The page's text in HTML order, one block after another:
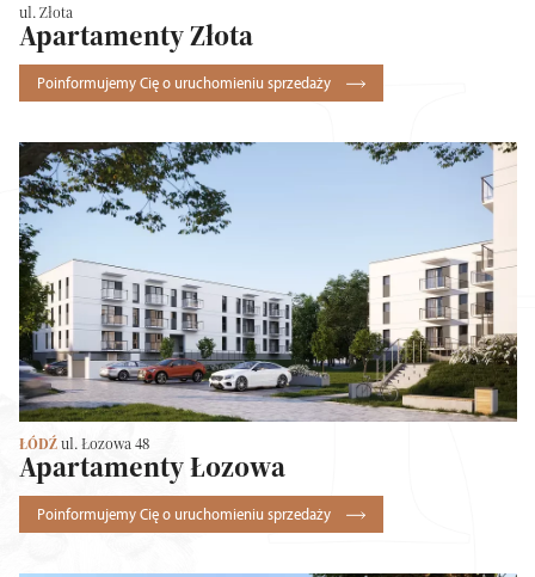
Apartamenty Złota
ul. Złota
Poinformujemy Cię o uruchomieniu sprzedaży
Apartamenty Łozowa
ŁÓDŹul. Łozowa 48
Poinformujemy Cię o uruchomieniu sprzedaży